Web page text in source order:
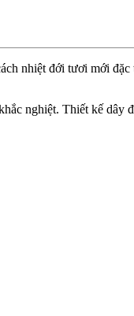
nhiệt đới tươi mới
nghiệt. Thiết kế dây